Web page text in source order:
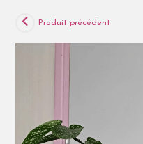
Produit précédent